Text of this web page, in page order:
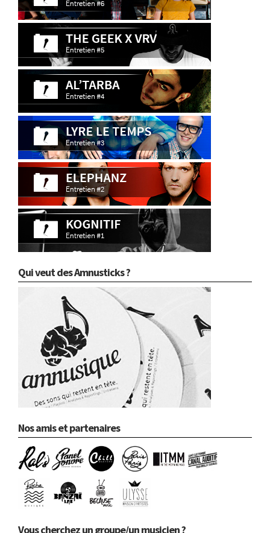
Qui veut des Amnusticks ?
Nos amis et partenaires
Vous cherchez un groupe/un musicien ?